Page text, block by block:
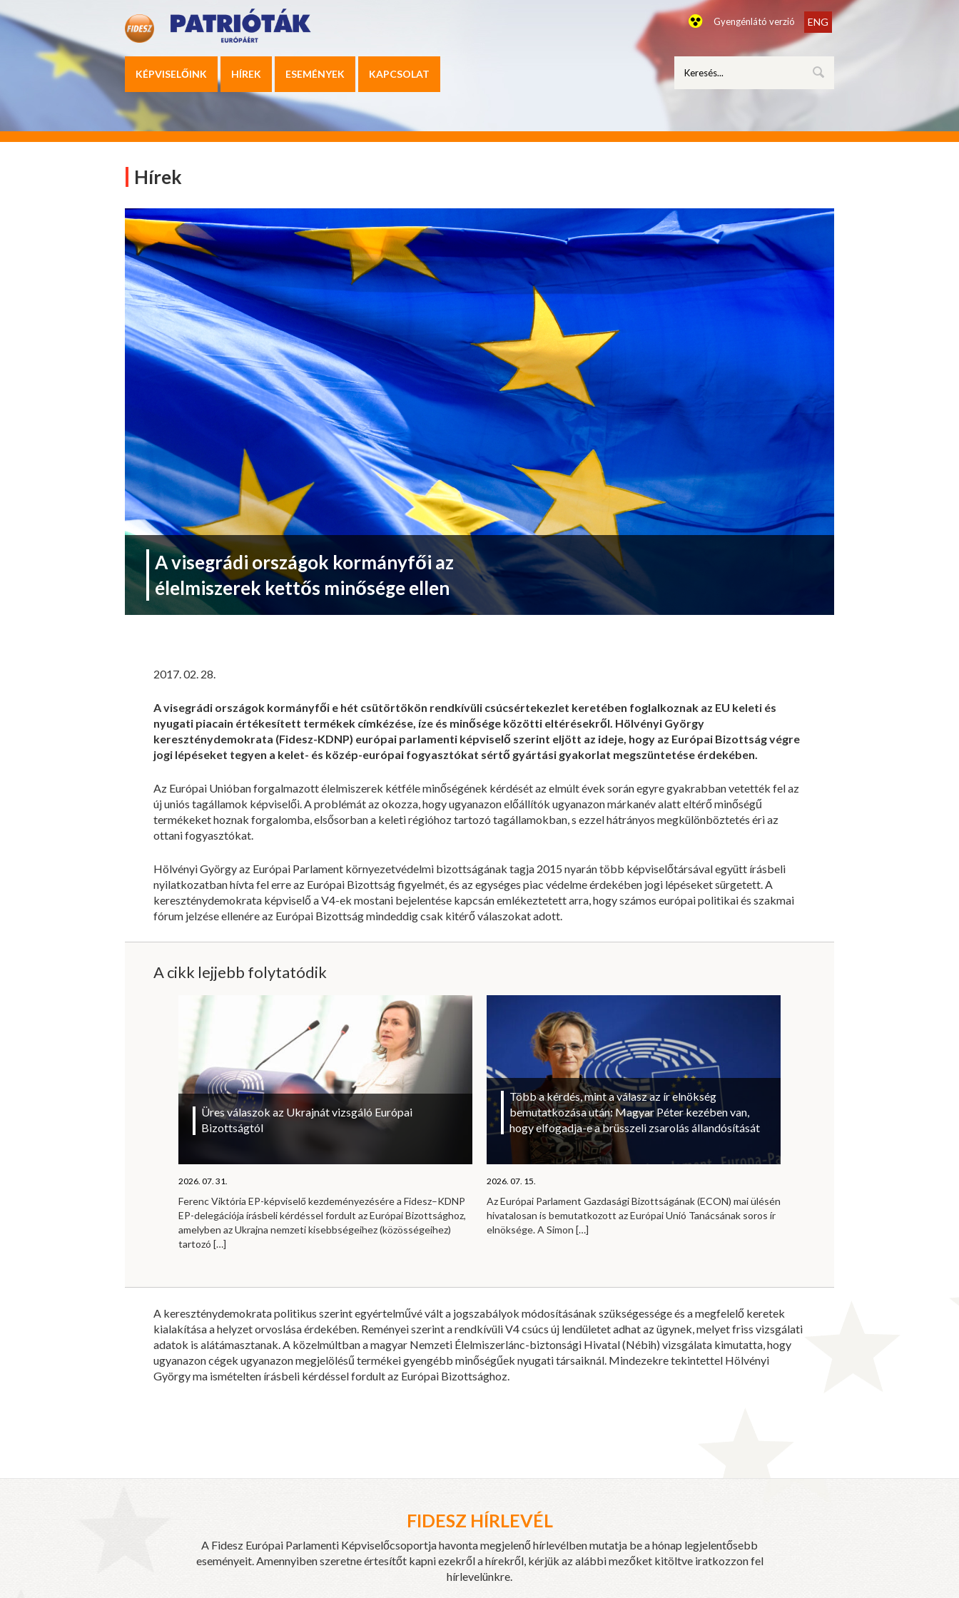
Gyengénlátó verzió ENG
KÉPVISELŐINK HÍREK ESEMÉNYEK KAPCSOLAT
Hírek
A visegrádi országok kormányfői az
élelmiszerek kettős minősége ellen
2017. 02. 28.
A visegrádi országok kormányfői e hét csütörtökön rendkívüli csúcsértekezlet keretében foglalkoznak az EU keleti és
nyugati piacain értékesített termékek címkézése, íze és minősége közötti eltérésekről. Hölvényi György
kereszténydemokrata (Fidesz-KDNP) európai parlamenti képviselő szerint eljött az ideje, hogy az Európai Bizottság végre
jogi lépéseket tegyen a kelet- és közép-európai fogyasztókat sértő gyártási gyakorlat megszüntetése érdekében.
Az Európai Unióban forgalmazott élelmiszerek kétféle minőségének kérdését az elmúlt évek során egyre gyakrabban vetették fel az
új uniós tagállamok képviselői. A problémát az okozza, hogy ugyanazon előállítók ugyanazon márkanév alatt eltérő minőségű
termékeket hoznak forgalomba, elsősorban a keleti régióhoz tartozó tagállamokban, s ezzel hátrányos megkülönböztetés éri az
ottani fogyasztókat.
Hölvényi György az Európai Parlament környezetvédelmi bizottságának tagja 2015 nyarán több képviselőtársával együtt írásbeli
nyilatkozatban hívta fel erre az Európai Bizottság figyelmét, és az egységes piac védelme érdekében jogi lépéseket sürgetett. A
kereszténydemokrata képviselő a V4-ek mostani bejelentése kapcsán emlékeztetett arra, hogy számos európai politikai és szakmai
fórum jelzése ellenére az Európai Bizottság mindeddig csak kitérő válaszokat adott.
A cikk lejjebb folytatódik
Üres válaszok az Ukrajnát vizsgáló Európai
Bizottságtól
2026. 07. 31.
Ferenc Viktória EP-képviselő kezdeményezésére a Fidesz–KDNP
EP-delegációja írásbeli kérdéssel fordult az Európai Bizottsághoz,
amelyben az Ukrajna nemzeti kisebbségeihez (közösségeihez)
tartozó […]
Több a kérdés, mint a válasz az ír elnökség
bemutatkozása után: Magyar Péter kezében van,
hogy elfogadja-e a brüsszeli zsarolás állandósítását
2026. 07. 15.
Az Európai Parlament Gazdasági Bizottságának (ECON) mai ülésén
hivatalosan is bemutatkozott az Európai Unió Tanácsának soros ír
elnöksége. A Simon […]
A kereszténydemokrata politikus szerint egyértelművé vált a jogszabályok módosításának szükségessége és a megfelelő keretek
kialakítása a helyzet orvoslása érdekében. Reményei szerint a rendkívüli V4 csúcs új lendületet adhat az ügynek, melyet friss vizsgálati
adatok is alátámasztanak. A közelmúltban a magyar Nemzeti Élelmiszerlánc-biztonsági Hivatal (Nébih) vizsgálata kimutatta, hogy
ugyanazon cégek ugyanazon megjelölésű termékei gyengébb minőségűek nyugati társaiknál. Mindezekre tekintettel Hölvényi
György ma ismételten írásbeli kérdéssel fordult az Európai Bizottsághoz.
FIDESZ HÍRLEVÉL
A Fidesz Európai Parlamenti Képviselőcsoportja havonta megjelenő hírlevélben mutatja be a hónap legjelentősebb
eseményeit. Amennyiben szeretne értesítőt kapni ezekről a hírekről, kérjük az alábbi mezőket kitöltve iratkozzon fel
hírlevelünkre.